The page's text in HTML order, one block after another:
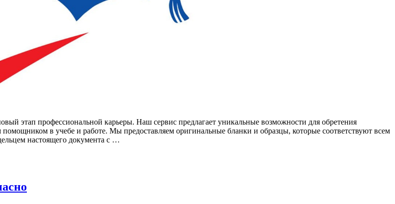
этап профессиональной карьеры. Наш сервис предлагает уникальные возможности для обретения
в учебе и работе. Мы предоставляем оригинальные бланки и образцы, которые соответствуют всем
настоящего документа с …